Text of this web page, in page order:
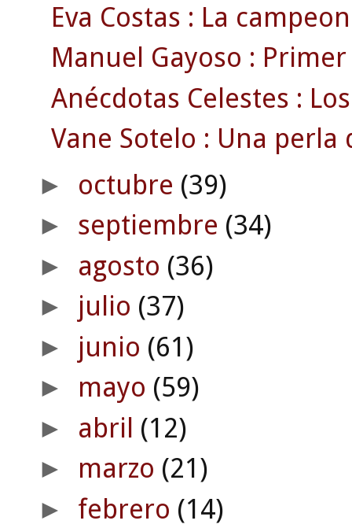
Eva Costas : La
Manuel Gayoso :
Anécdotas Celestes :
Vane Sotelo : Una
► octubre (39)
► septiembre (34)
► agosto (36)
► julio (37)
► junio (61)
► mayo (59)
► abril (12)
► marzo (21)
► febrero (14)